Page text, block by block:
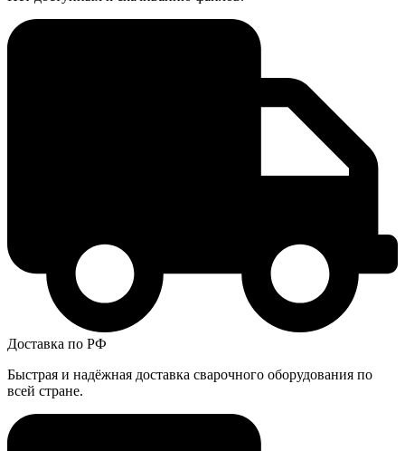
Доставка по РФ
Быстрая и надёжная доставка сварочного оборудования по
всей стране.